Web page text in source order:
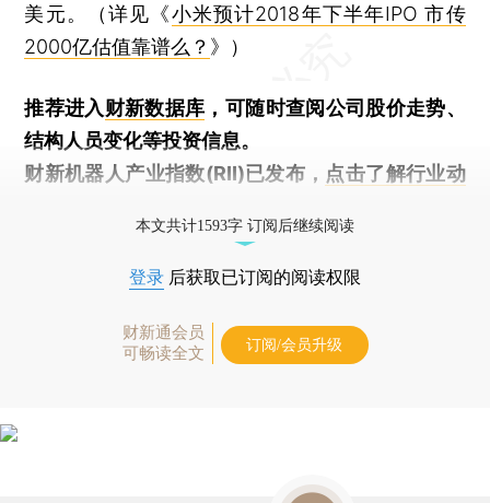
美元。（详见《小米预计2018年下半年IPO 市传
2000亿估值靠谱么？ 》）
推荐进入财新数据库 ，可随时查阅公司股价走势、
结构人员变化等投资信息。
财新机器人产业指数(RII)已发布， 点击了解行业动
本文共计1593字 订阅后继续阅读
登录 后获取已订阅的阅读权限
财新通会员
可畅读全文
订阅/会员升级